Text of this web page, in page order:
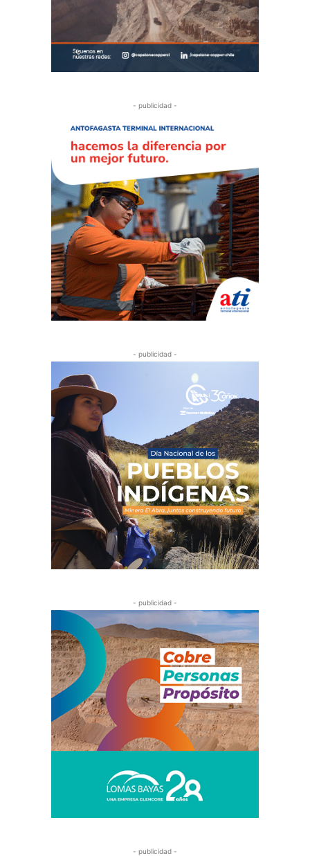
- publicidad -
- publicidad -
- publicidad -
- publicidad -